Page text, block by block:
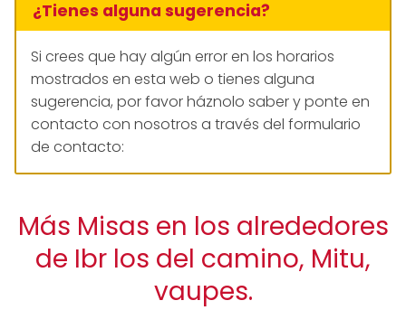
¿Tienes alguna sugerencia?
Si crees que hay algún error en los horarios
mostrados en esta web o tienes alguna
sugerencia, por favor háznolo saber y ponte en
contacto con nosotros a través del formulario
de contacto:
Más Misas en los alrededores
de Ibr los del camino, Mitu,
vaupes.